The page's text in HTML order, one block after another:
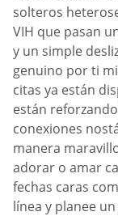
solteros
VIH que pasan
y un simple
genuino por ti
citas ya están
están
conexiones
manera
adorar o amar
fechas caras
línea y planee